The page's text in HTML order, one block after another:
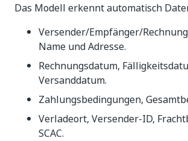
Das Modell erkennt automatisch
Versender/Empfänger/
Name und Adresse.
Rechnungsdatum,
Versanddatum.
Zahlungsbedingungen,
Verladeort, Versender-ID,
SCAC.